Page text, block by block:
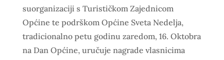
suorganizaciji s Turističkom Zajednicom
Općine te podrškom Općine Sveta Nedelja,
tradicionalno petu godinu zaredom, 16. Oktobra
na Dan Općine, uručuje nagrade vlasnicima